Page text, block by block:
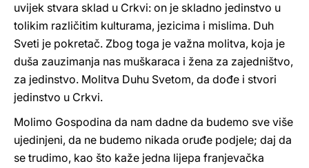
uvijek stvara sklad u Crkvi: on je skladno jedinstvo u
tolikim različitim kulturama, jezicima i mislima. Duh
Sveti je pokretač. Zbog toga je važna molitva, koja je
duša zauzimanja nas muškaraca i žena za zajedništvo,
za jedinstvo. Molitva Duhu Svetom, da dođe i stvori
jedinstvo u Crkvi.
Molimo Gospodina da nam dadne da budemo sve više
ujedinjeni, da ne budemo nikada oruđe podjele; daj da
se trudimo, kao što kaže jedna lijepa franjevačka